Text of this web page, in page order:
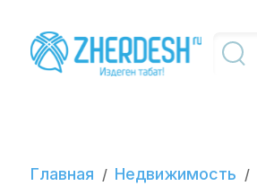
Главная / Недвижимость /